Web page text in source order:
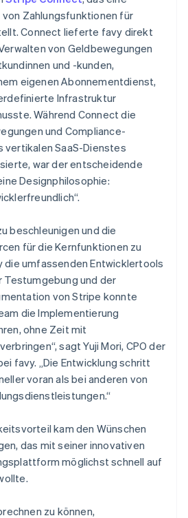
Zahlungsfunktionen für
Connect lieferte favy direkt
von Geldbewegungen
und -kunden,
eigenen Abonnementdienst,
Infrastruktur
Während Connect die
und Compliance-
vertikalen SaaS-Dienstes
war der entscheidende
Designphilosophie:
beschleunigen und die
für die Kernfunktionen zu
die umfassenden Entwicklertools
Testumgebung und der
von Stripe konnte
die Implementierung
ohne Zeit mit
sagt Yuji Mori, CPO der
favy. „Die Entwicklung schritt
voran als bei anderen von
kam den Wünschen
das mit seiner innovativen
möglichst schnell auf
zu können,